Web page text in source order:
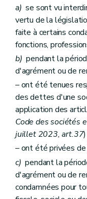
a) se sont vu
vertu de la
faite à certains
fonctions,
b) pendant la
d'agrément ou de
– ont été tenues
des dettes d'une
application des
Code des sociétés
juillet 2023, art.37
– ont été privées
c) pendant la
d'agrément ou de
condamnées pour